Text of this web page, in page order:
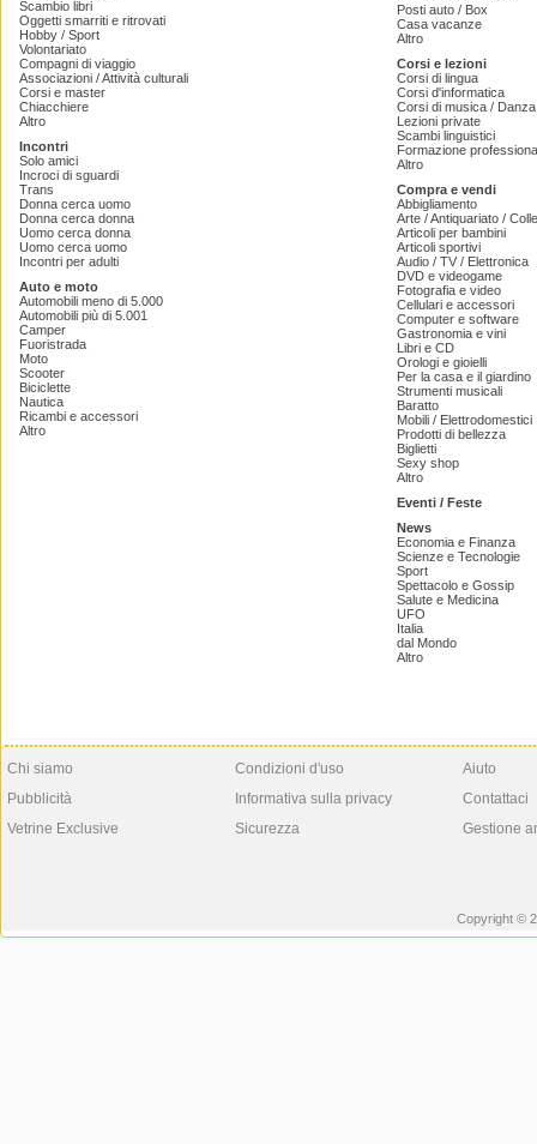
Scambio libri
Oggetti smarriti e ritrovati
Hobby / Sport
Volontariato
Compagni di viaggio
Associazioni / Attività culturali
Corsi e master
Chiacchiere
Altro
Incontri
Solo amici
Incroci di sguardi
Trans
Donna cerca uomo
Donna cerca donna
Uomo cerca donna
Uomo cerca uomo
Incontri per adulti
Auto e moto
Automobili meno di 5.000
Automobili più di 5.001
Camper
Fuoristrada
Moto
Scooter
Biciclette
Nautica
Ricambi e accessori
Altro
Posti auto / Box
Casa vacanze
Altro
Corsi e lezioni
Corsi di lingua
Corsi d'informatica
Corsi di musica /
Lezioni private
Scambi linguistici
Formazione
Altro
Compra e vendi
Abbigliamento
Arte / Antiquariato /
Articoli per bambini
Articoli sportivi
Audio / TV / Elettronica
DVD e videogame
Fotografia e video
Cellulari e accessori
Computer e software
Gastronomia e vini
Libri e CD
Orologi e gioielli
Per la casa e il giardino
Strumenti musicali
Baratto
Mobili / Elettrodomestici
Prodotti di bellezza
Biglietti
Sexy shop
Altro
Eventi / Feste
News
Economia e Finanza
Scienze e Tecnologie
Sport
Spettacolo e Gossip
Salute e Medicina
UFO
Italia
dal Mondo
Altro
Chi siamo
Pubblicità
Vetrine Exclusive
Condizioni d'uso
Informativa sulla privacy
Sicurezza
Aiuto
Contattaci
Gestione
Copyright ©